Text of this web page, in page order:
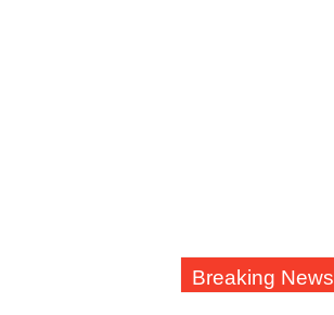
Breaking News